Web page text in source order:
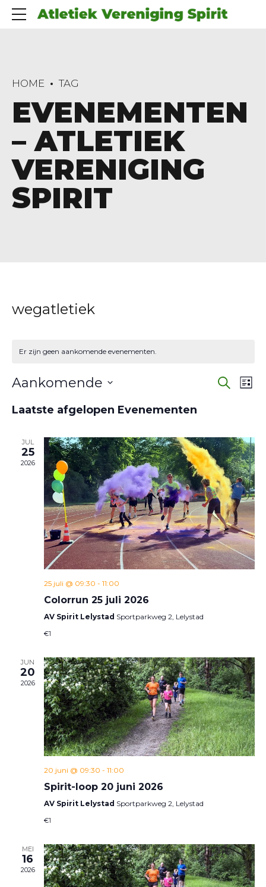
HOME TAG
EVENEMENTEN
– ATLETIEK
VERENIGING
SPIRIT
wegatletiek
Er zijn geen aankomende evenementen.
en
Zoeken
Lijst
Aankomende
een
Laatste afgelopen Evenementen
JUL
25
2026
25 juli @ 09:30 - 11:00
Colorrun 25 juli 2026
AV Spirit Lelystad Sportparkweg 2, Lelystad
€1
JUN
20
2026
20 juni @ 09:30 - 11:00
Spirit-loop 20 juni 2026
AV Spirit Lelystad Sportparkweg 2, Lelystad
€1
MEI
16
2026